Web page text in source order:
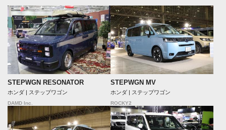
STEPWGN RESONATOR
ホンダ | ステップワゴン
DAMD Inc.
STEPWGN MV
ホンダ | ステップワゴン
ROCKY2